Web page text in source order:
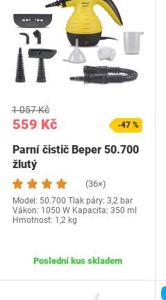
559 Kč
1 057 Kč
-47 %
Parní čistič Beper 50.700
žlutý
(36×)
Model: ‎50.700 Tlak páry: 3,2 bar
Vákon: 1050 W Kapacita: 350 ml
Hmotnost: 1,2 kg
Poslední kus skladem